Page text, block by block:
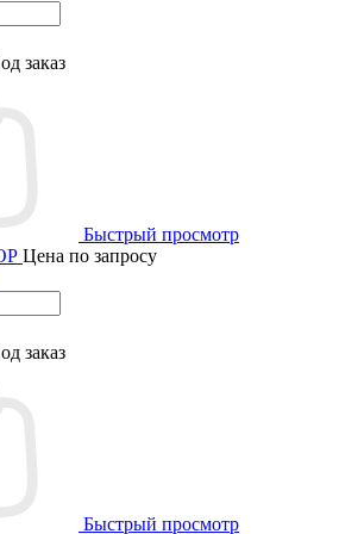
заказ
Быстрый просмотр
Цена по запросу
заказ
Быстрый просмотр